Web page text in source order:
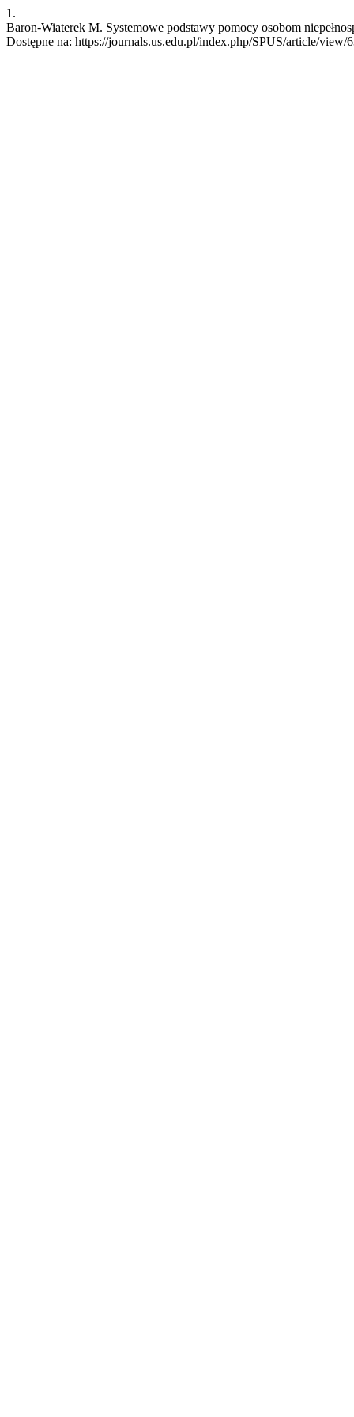
1.
Baron-Wiaterek M. Systemowe podstawy pomocy osobom
Dostępne na: https://journals.us.edu.pl/index.php/SPUS/article/view/